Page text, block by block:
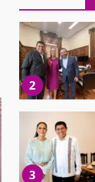
2
3